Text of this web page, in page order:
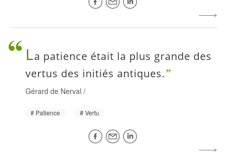
La patience était la plus grande des
vertus des initiés antiques.
Gérard de Nerval /
Patience Vertu